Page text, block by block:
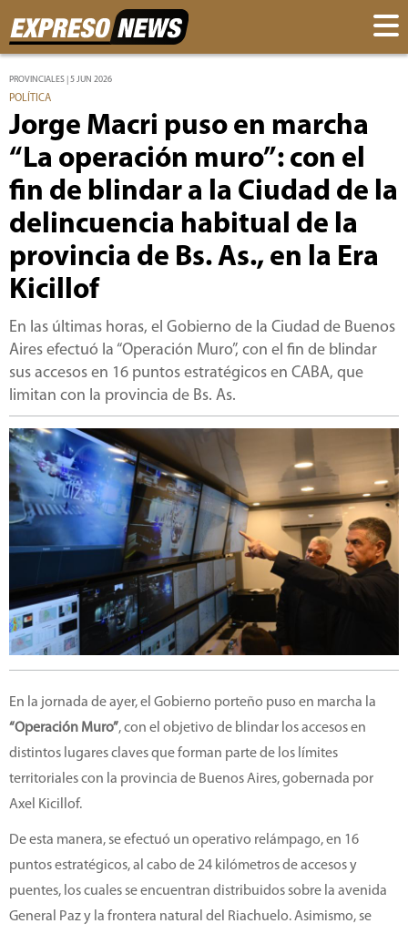
PROVINCIALES | 5 JUN 2026
POLÍTICA
Jorge Macri puso en marcha
“La operación muro”: con el
fin de blindar a la Ciudad de la
delincuencia habitual de la
provincia de Bs. As., en la Era
Kicillof
En las últimas horas, el Gobierno de la Ciudad de Buenos
Aires efectuó la “Operación Muro”, con el fin de blindar
sus accesos en 16 puntos estratégicos en CABA, que
limitan con la provincia de Bs. As.
En la jornada de ayer, el Gobierno porteño puso en marcha la
“Operación Muro”, con el objetivo de blindar los accesos en
distintos lugares claves que forman parte de los límites
territoriales con la provincia de Buenos Aires, gobernada por
Axel Kicillof.
De esta manera, se efectuó un operativo relámpago, en 16
puntos estratégicos, al cabo de 24 kilómetros de accesos y
puentes, los cuales se encuentran distribuidos sobre la avenida
General Paz y la frontera natural del Riachuelo. Asimismo, se